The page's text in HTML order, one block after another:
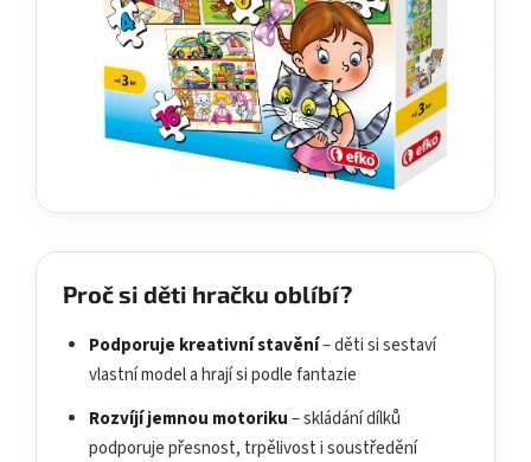
Proč si děti hračku oblíbí?
Podporuje kreativní stavění– děti si sestaví
vlastní model a hrají si podle fantazie
Rozvíjí jemnou motoriku– skládání dílků
podporuje přesnost, trpělivost i soustředění